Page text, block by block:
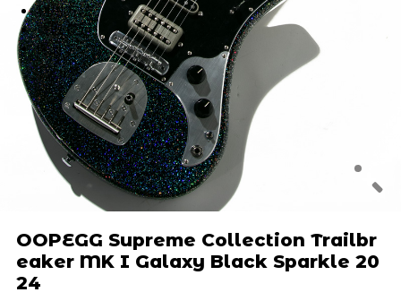
利用方法
買取査定
保証
OOPEGG Supreme Collection Trailbr
eaker MK I Galaxy Black Sparkle 20
24